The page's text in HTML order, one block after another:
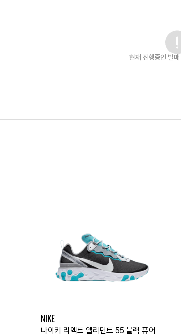
현재 진행중인 발매
NIKE
나이키 리액트 엘리먼트 55 블랙 퓨어